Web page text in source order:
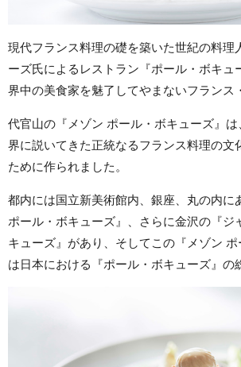
現代フランス料理の礎を築いた世紀の料理
ーズ氏によるレストラン『ポール・ボキュ
界中の美食家を魅了してやまないフランス
代官山の『メゾン ポール・ボキューズ』
界に説いてきた正統なるフランス料理の文
ために作られました。
都内には国立新美術館内、銀座、丸の内に
ポール・ボキューズ』、さらに金沢の『ジ
キューズ』があり、そしてこの『メゾン ポ
は日本における『ポール・ボキューズ』の